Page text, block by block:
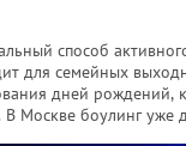
способ
для семейных
дней рождений,
Москве боулинг уже